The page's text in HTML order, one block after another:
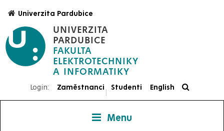
hlavnímu
obsahu
UNIVERZITA
PARDUBICE
FAKULTA
ELEKTROTECHNIKY
Univerzita Pardubice
Login: Zaměstnanci
|
Studenti English
Menu